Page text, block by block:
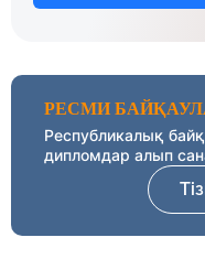
РЕСМИ
Республикалық
дипломдар алып